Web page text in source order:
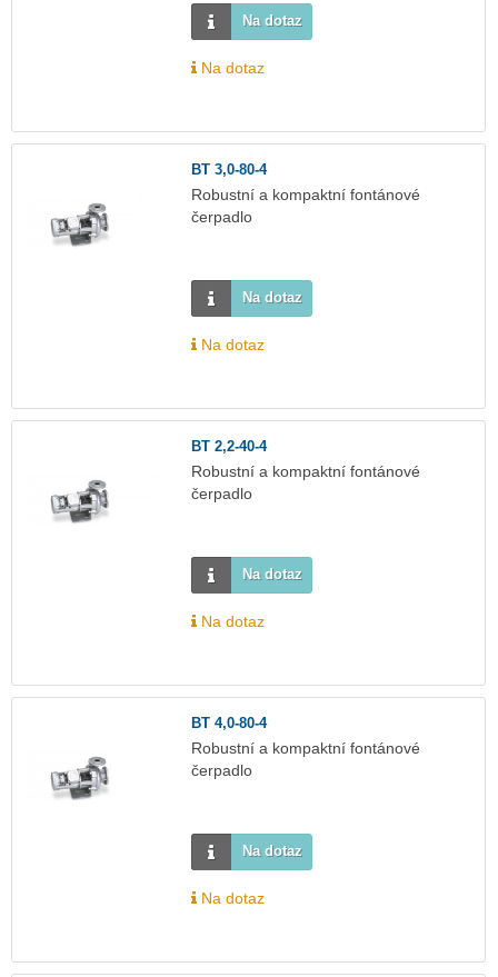
Na dotaz
Na dotaz
BT 3,0-80-4
Robustní a kompaktní fontánové
čerpadlo
Na dotaz
Na dotaz
BT 2,2-40-4
Robustní a kompaktní fontánové
čerpadlo
Na dotaz
Na dotaz
BT 4,0-80-4
Robustní a kompaktní fontánové
čerpadlo
Na dotaz
Na dotaz